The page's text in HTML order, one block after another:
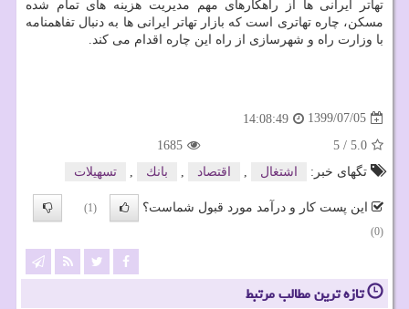
تهاتر ایرانی ها از راهکارهای مهم مدیریت هزینه های تمام شده
مسکن، چاره تهاتری است که بازار تهاتر ایرانی ها به دنبال تفاهمنامه
با وزارت راه و شهرسازی از راه این چاره اقدام می کند.
1399/07/05
14:08:49
5.0
/
5
1685
تگهای خبر:
اشتغال اقتصاد بانك تسهیلات
این پست کار و درآمد مورد قبول شماست؟
(1)
(0)
تازه ترین مطالب مرتبط